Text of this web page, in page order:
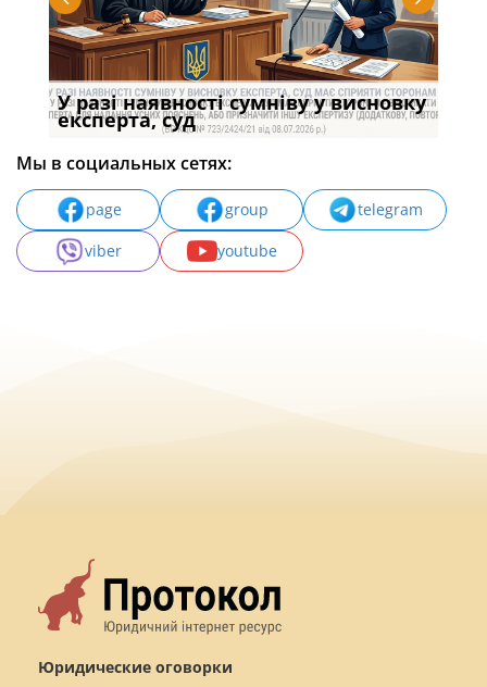
У разі наявності сумніву у висновку
експерта, суд
Мы в социальных сетях:
page group
telegram
viber
youtube
Юридические оговорки